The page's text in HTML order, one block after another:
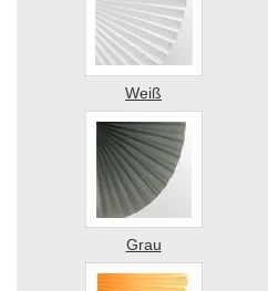
Weiß
Grau